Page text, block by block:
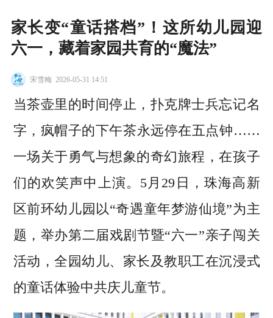
家长变“童话搭档”！这所幼儿园迎
六一，藏着家园共育的“魔法”
宋雪梅 2026-05-31 14:51
当茶壶里的时间停止，扑克牌士兵忘记名
字，疯帽子的下午茶永远停在五点钟……
一场关于勇气与想象的奇幻旅程，在孩子
们的欢笑声中上演。5月29日，珠海高新
区前环幼儿园以“奇遇童年梦游仙境”为主
题，举办第二届戏剧节暨“六一”亲子闯关
活动，全园幼儿、家长及教职工在沉浸式
的童话体验中共庆儿童节。